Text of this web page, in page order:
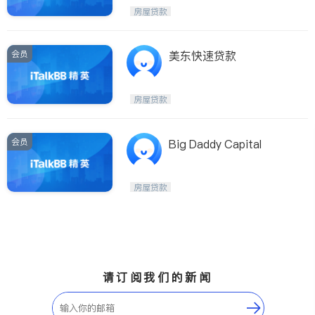
房屋贷款
会员 美东快速贷款
房屋贷款
会员 Big Daddy Capital
房屋贷款
请订阅我们的新闻